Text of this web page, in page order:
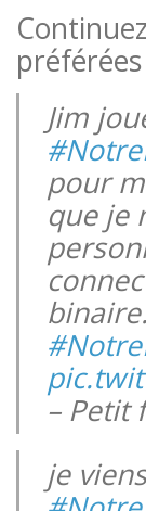
Jim
pour
que je
– Petit
je